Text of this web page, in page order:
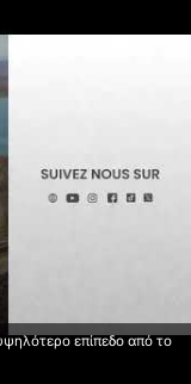
επίπεδο από το